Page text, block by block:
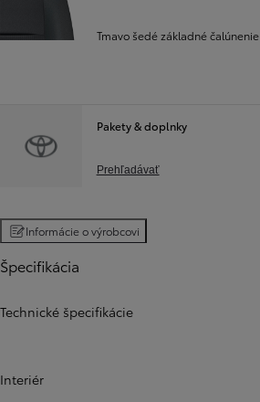
Tmavo šedé základné čalúnenie
Pakety & doplnky
Prehľadávať
Informácie o výrobcovi
Špecifikácia
Technické špecifikácie
Interiér